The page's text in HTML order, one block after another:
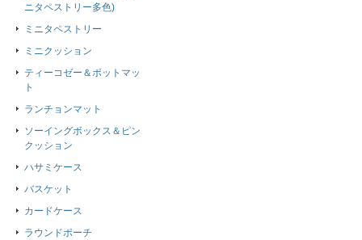
ニタペストリー多色)
ミニタペストリー
ミニクッション
ティーコゼー＆ポットマッ
ト
ランチョンマット
ソーイングボックス＆ピン
クッション
ハサミケース
バスケット
カードケース
ラウンドポーチ